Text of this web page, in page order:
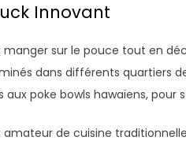
Innovant
manger sur le pouce tout en
dans différents quartiers
aux poke bowls hawaïens,
amateur de cuisine